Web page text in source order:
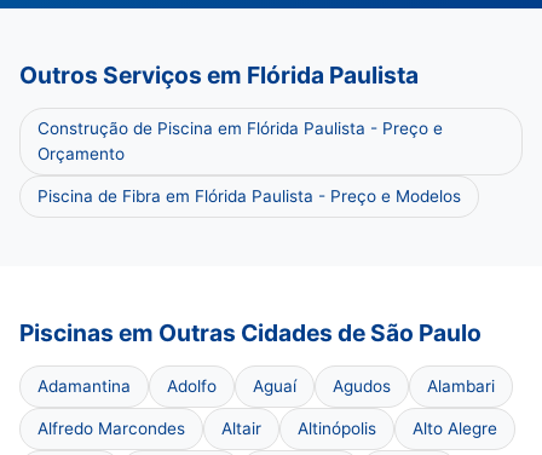
Outros Serviços em Flórida Paulista
Construção de Piscina em Flórida Paulista - Preço e
Orçamento
Piscina de Fibra em Flórida Paulista - Preço e Modelos
Piscinas em Outras Cidades de São Paulo
Adamantina Adolfo Aguaí Agudos Alambari
Alfredo Marcondes Altair Altinópolis Alto Alegre